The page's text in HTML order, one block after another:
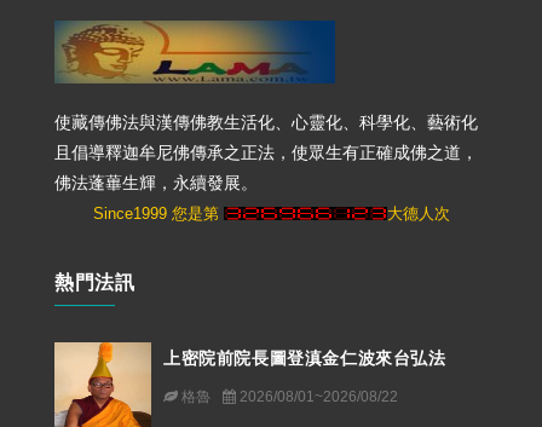
使藏傳佛法與漢傳佛教生活化、心靈化、科學化、藝術化
且倡導釋迦牟尼佛傳承之正法，使眾生有正確成佛之道，
佛法蓬蓽生輝，永續發展。
Since1999 您是第 大德人次
熱門法訊
上密院前院長圖登滇金仁波來台弘法
格魯 2026/08/01~2026/08/22